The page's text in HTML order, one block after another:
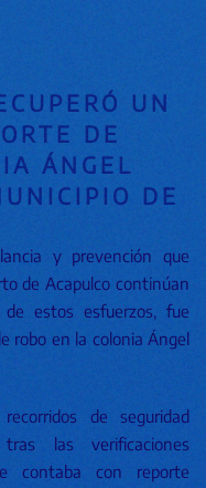
UN
DE
ÁNGEL
DE
y prevención que
de Acapulco continúan
estos esfuerzos, fue
robo en la colonia Ángel
de seguridad
las verificaciones
contaba con reporte